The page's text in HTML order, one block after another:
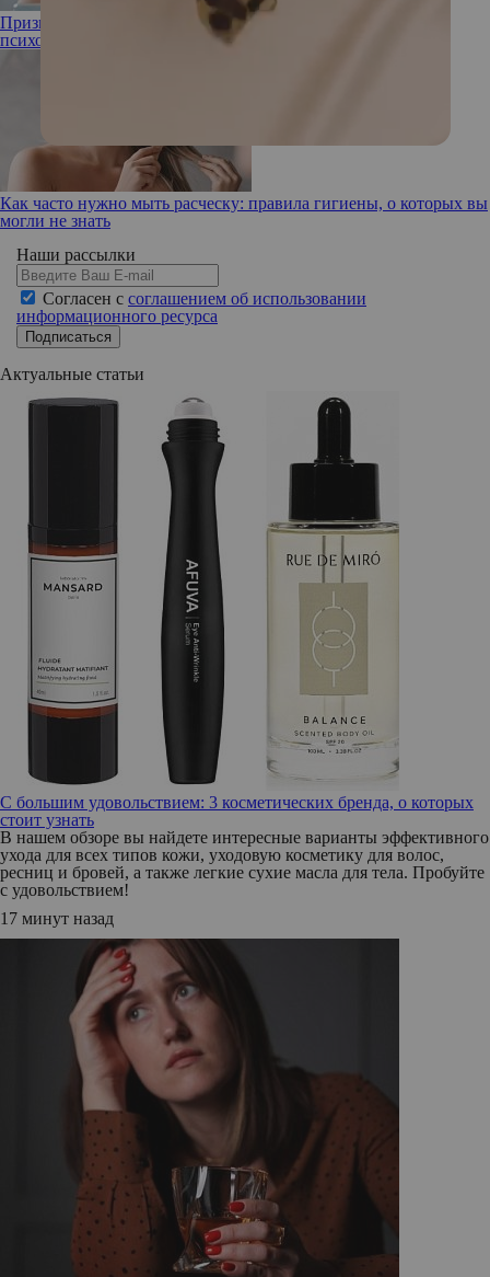
Признался в любви и исчез: о страхе близости рассказывает
психолог
Как часто нужно мыть расческу: правила гигиены, о которых вы
могли не знать
Наши рассылки
Согласен с соглашением об использовании
информационного ресурса
Подписаться
Актуальные статьи
С большим удовольствием: 3 косметических бренда, о которых
стоит узнать
В нашем обзоре вы найдете интересные варианты эффективного
ухода для всех типов кожи, уходовую косметику для волос,
ресниц и бровей, а также легкие сухие масла для тела. Пробуйте
с удовольствием!
17 минут назад